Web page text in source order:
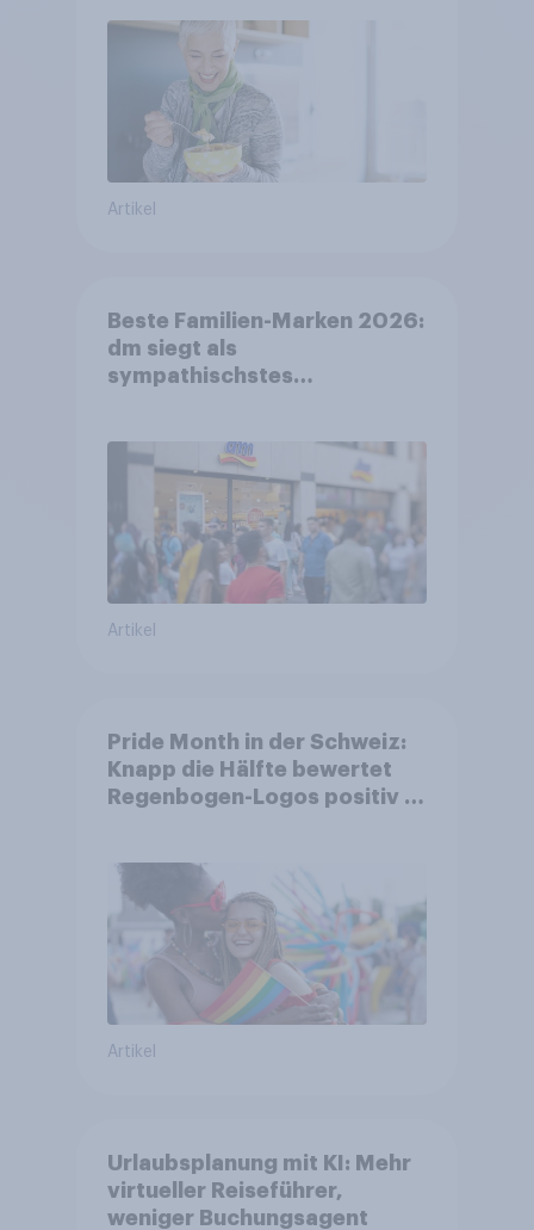
Artikel
Beste Familien-Marken 2026:
dm siegt als
sympathischstes
Artikel
Pride Month in der Schweiz:
Knapp die Hälfte bewertet
Regenbogen-Logos positiv –
Artikel
Urlaubsplanung mit KI: Mehr
virtueller Reiseführer,
weniger Buchungsagent